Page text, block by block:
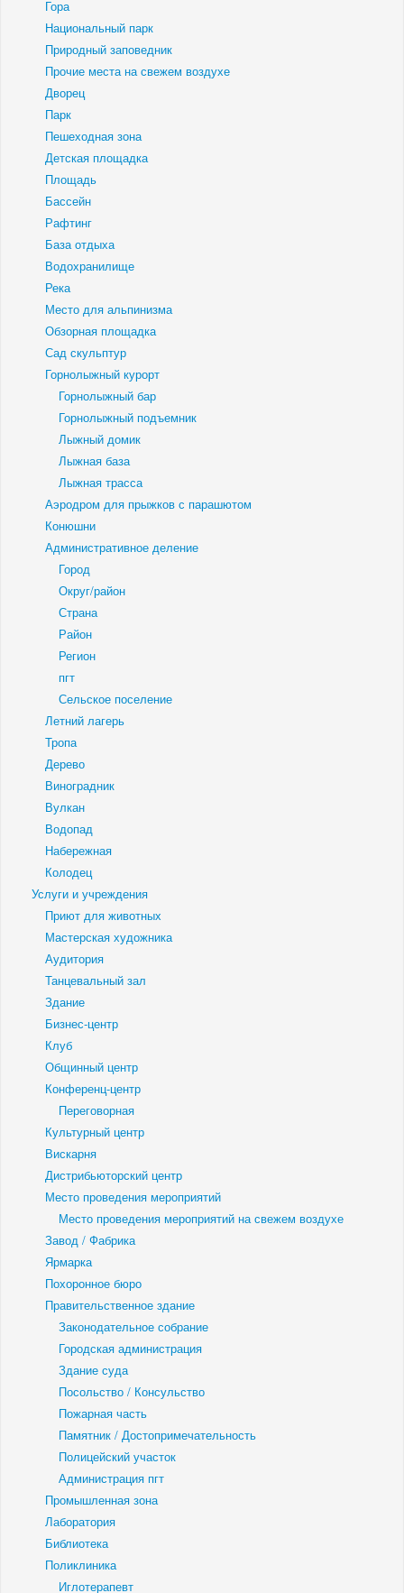
Гора
Национальный парк
Природный заповедник
Прочие места на свежем воздухе
Дворец
Парк
Пешеходная зона
Детская площадка
Площадь
Бассейн
Рафтинг
База отдыха
Водохранилище
Река
Место для альпинизма
Обзорная площадка
Сад скульптур
Горнолыжный курорт
Горнолыжный бар
Горнолыжный подъемник
Лыжный домик
Лыжная база
Лыжная трасса
Аэродром для прыжков с парашютом
Конюшни
Административное деление
Город
Округ/район
Страна
Район
Регион
пгт
Сельское поселение
Летний лагерь
Тропа
Дерево
Виноградник
Вулкан
Водопад
Набережная
Колодец
Услуги и учреждения
Приют для животных
Мастерская художника
Аудитория
Танцевальный зал
Здание
Бизнес-центр
Клуб
Общинный центр
Конференц-центр
Переговорная
Культурный центр
Вискарня
Дистрибьюторский центр
Место проведения мероприятий
Место проведения мероприятий на свежем воздухе
Завод / Фабрика
Ярмарка
Похоронное бюро
Правительственное здание
Законодательное собрание
Городская администрация
Здание суда
Посольство / Консульство
Пожарная часть
Памятник / Достопримечательность
Полицейский участок
Администрация пгт
Промышленная зона
Лаборатория
Библиотека
Поликлиника
Иглотерапевт